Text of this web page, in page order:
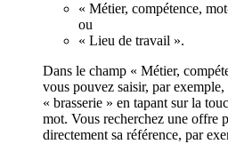
« Métier, compétence,
ou
« Lieu de travail ».
Dans le champ « Métier,
vous pouvez saisir, par
« brasserie » en tapant sur la
mot. Vous recherchez une offre
directement sa référence, par